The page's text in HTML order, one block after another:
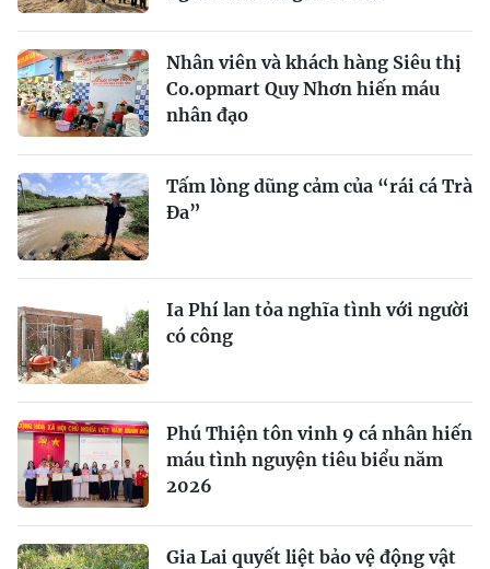
Nhân viên và khách hàng Siêu thị
Co.opmart Quy Nhơn hiến máu
nhân đạo
Tấm lòng dũng cảm của “rái cá Trà
Đa”
Ia Phí lan tỏa nghĩa tình với người
có công
Phú Thiện tôn vinh 9 cá nhân hiến
máu tình nguyện tiêu biểu năm
2026
Gia Lai quyết liệt bảo vệ động vật